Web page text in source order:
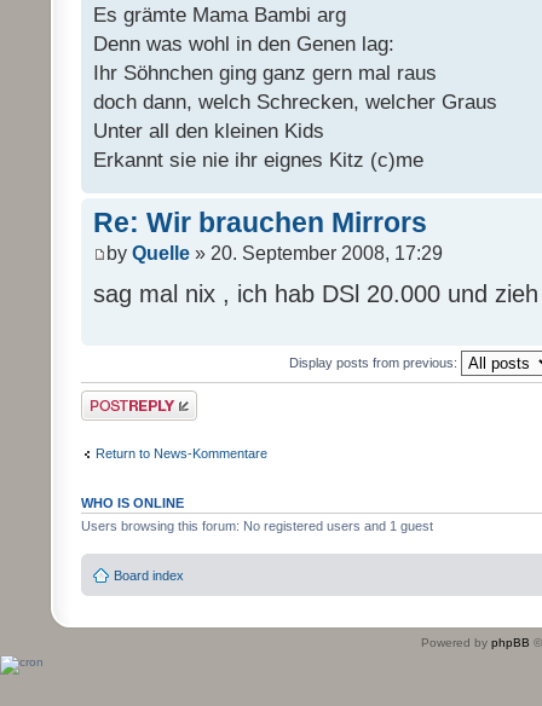
Es grämte Mama Bambi arg
Denn was wohl in den Genen lag:
Ihr Söhnchen ging ganz gern mal raus
doch dann, welch Schrecken, welcher Graus
Unter all den kleinen Kids
Erkannt sie nie ihr eignes Kitz (c)me
Re: Wir brauchen Mirrors
by Quelle » 20. September 2008, 17:29
sag mal nix , ich hab DSl 20.000 und
Display posts from previous:
Post a reply
Return to News-Kommentare
WHO IS ONLINE
Users browsing this forum: No registered users and 1 guest
Board index
Powered by phpBB